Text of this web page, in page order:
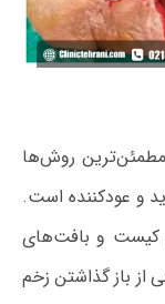
روش‌ها
و عودکننده است.
کیست و بافت‌های
از باز گذاشتن زخم